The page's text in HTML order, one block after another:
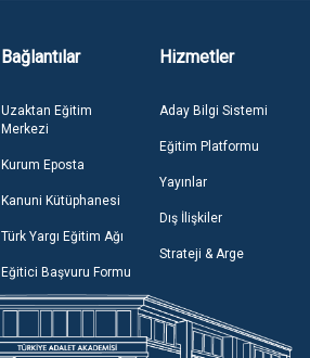
Bağlantılar
Uzaktan Eğitim
Merkezi
Kurum Eposta
Kanuni Kütüphanesi
Türk Yargı Eğitim Ağı
Eğitici Başvuru Formu
Hizmetler
Aday Bilgi Sistemi
Eğitim Platformu
Yayınlar
Dış İlişkiler
Strateji & Arge